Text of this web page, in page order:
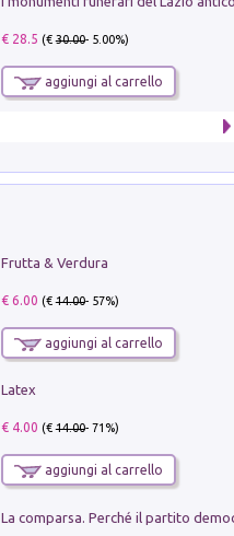
€ 28.5 (€30.00- 5.00%)
aggiungi al carrello
Frutta & Verdura
€ 6.00 (€14.00- 57%)
aggiungi al carrello
Latex
€ 4.00 (€14.00- 71%)
aggiungi al carrello